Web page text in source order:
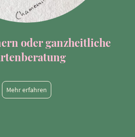
oder ganzheitliche
Mehr erfahren